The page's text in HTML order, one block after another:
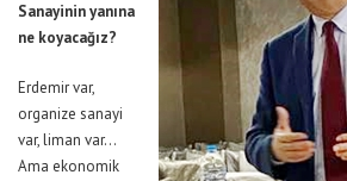
Sanayinin yanına
ne koyacağız?
Erdemir var,
organize sanayi
var, liman var…
Ama ekonomik